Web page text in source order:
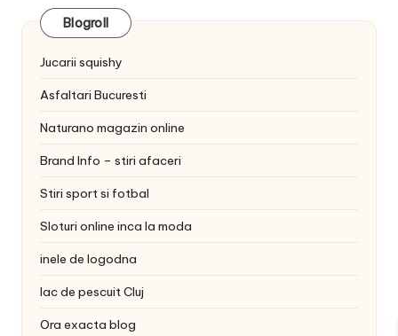
Blogroll
Jucarii squishy
Asfaltari Bucuresti
Naturano magazin online
Brand Info – stiri afaceri
Stiri sport si fotbal
Sloturi online inca la moda
inele de logodna
lac de pescuit Cluj
Ora exacta blog